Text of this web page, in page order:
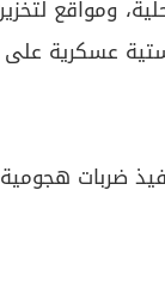
ومواقع
عسكرية
ضربات هجومية